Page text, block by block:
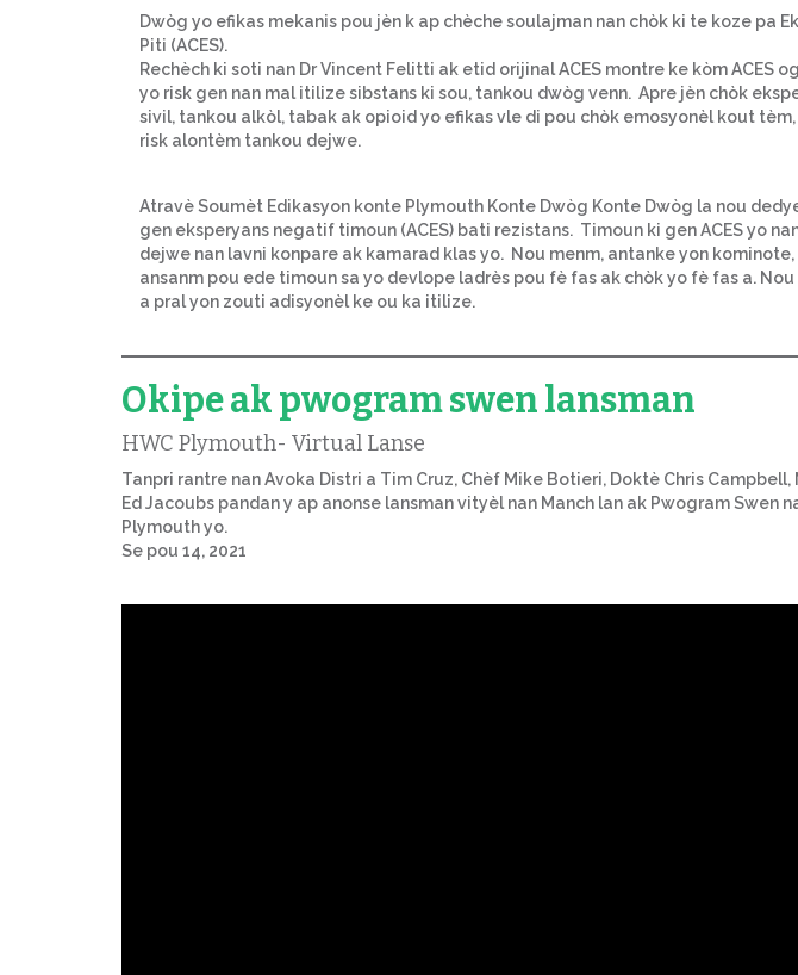
Dwòg yo efikas mekanis pou jèn k ap chèche soulajman nan chòk ki te koze pa
Piti (ACES).
Rechèch ki soti nan Dr Vincent Felitti ak etid orijinal ACES montre ke kòm ACES
yo risk gen nan mal itilize sibstans ki sou, tankou dwòg venn. Apre jèn chòk
sivil, tankou alkòl, tabak ak opioid yo efikas vle di pou chòk emosyonèl kout tèm,
risk alontèm tankou dejwe.
Atravè Soumèt Edikasyon konte Plymouth Konte Dwòg Konte Dwòg la nou
gen eksperyans negatif timoun (ACES) bati rezistans. Timoun ki gen ACES yo
dejwe nan lavni konpare ak kamarad klas yo. Nou menm, antanke yon
ansanm pou ede timoun sa yo devlope ladrès pou fè fas ak chòk yo fè fas a.
a pral yon zouti adisyonèl ke ou ka itilize.
Okipe ak pwogram swen lansman
HWC Plymouth- Virtual Lanse
Tanpri rantre nan Avoka Distri a Tim Cruz, Chèf Mike Botieri, Doktè Chris
Ed Jacoubs pandan y ap anonse lansman vityèl nan Manch lan ak Pwogram Swen
Plymouth yo.
Se pou 14, 2021